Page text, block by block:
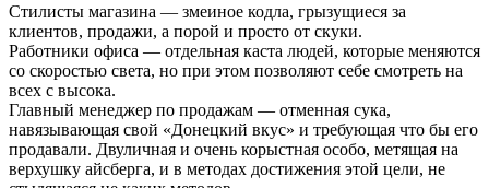
Стилисты магазина — змеиное кодла, грызущиеся за
клиентов, продажи, а порой и просто от скуки.
Работники офиса — отдельная каста людей, которые меняются
со скоростью света, но при этом позволяют себе смотреть на
всех с высока.
Главный менеджер по продажам — отменная сука,
навязывающая свой «Донецкий вкус» и требующая что бы его
продавали. Двуличная и очень корыстная особо, метящая на
верхушку айсберга, и в методах достижения этой цели, не